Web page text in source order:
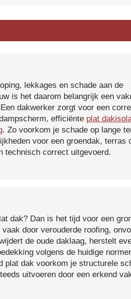
lekkages en schade aan de
is het daarom belangrijk een
dakwerker zorgt voor een
efficiënte plat
. Zo voorkom je schade op lange
voor een groendak, terras
technisch correct uitgevoerd.
dak? Dan is het tijd voor een
door verouderde roofing,
de oude daklaag, herstelt
volgens de huidige
plat dak voorkom je structurele
uitvoeren door een erkend